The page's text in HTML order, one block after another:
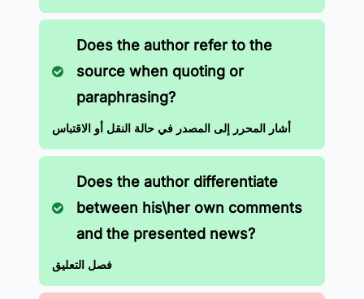
Does the author refer to the
source when quoting or
paraphrasing?
أشار المحرر إلى المصدر في حالة النقل أو الاقتباس
Does the author differentiate
between his\her own comments
and the presented news?
فصل التعليق